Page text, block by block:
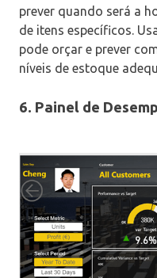
prever quando será a
de itens específicos.
pode orçar e prever
níveis de estoque
6. Painel de